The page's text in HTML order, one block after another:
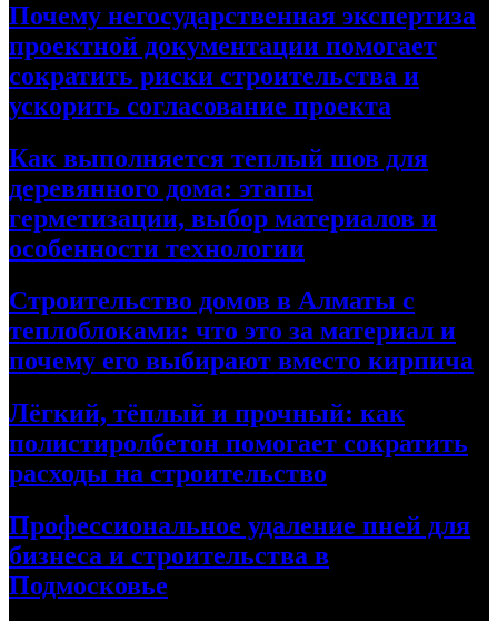
Почему негосударственная экспертиза
проектной документации помогает
сократить риски строительства и
ускорить согласование проекта
Как выполняется теплый шов для
деревянного дома: этапы
герметизации, выбор материалов и
особенности технологии
Строительство домов в Алматы с
теплоблоками: что это за материал и
почему его выбирают вместо кирпича
Лёгкий, тёплый и прочный: как
полистиролбетон помогает сократить
расходы на строительство
Профессиональное удаление пней для
бизнеса и строительства в
Подмосковье